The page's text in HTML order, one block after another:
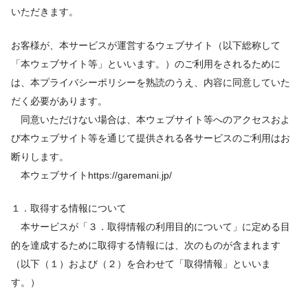
いただきます。
お客様が、本サービスが運営するウェブサイト（以下総称して
「本ウェブサイト等」といいます。）のご利用をされるために
は、本プライバシーポリシーを熟読のうえ、内容に同意していた
だく必要があります。
同意いただけない場合は、本ウェブサイト等へのアクセスおよ
び本ウェブサイト等を通じて提供される各サービスのご利用はお
断りします。
本ウェブサイトhttps://garemani.jp/
１．取得する情報について
本サービスが「３．取得情報の利用目的について」に定める目
的を達成するために取得する情報には、次のものが含まれます
（以下（１）および（２）を合わせて「取得情報」といいま
す。）